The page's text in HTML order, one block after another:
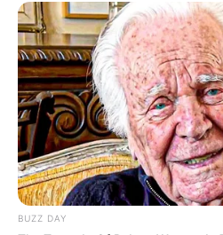
10 Pose Manekin Anti
Mainstream yang Konyol
Banget
BUZZ DAY